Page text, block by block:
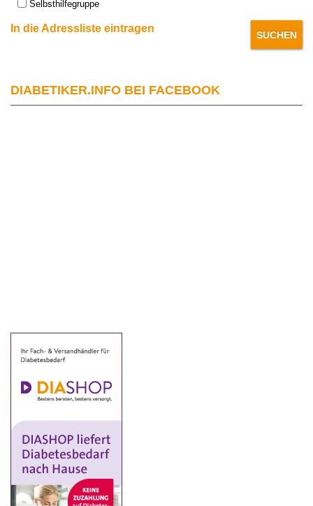
Selbsthilfegruppe
In die Adressliste eintragen
DIABETIKER.INFO BEI FACEBOOK